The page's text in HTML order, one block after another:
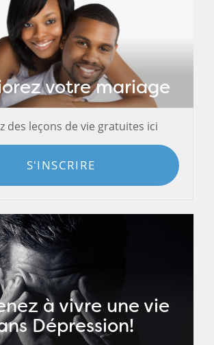
votre mariage
des leçons de vie gratuites ici
S'INSCRIRE
à vivre une vie
Dépression!